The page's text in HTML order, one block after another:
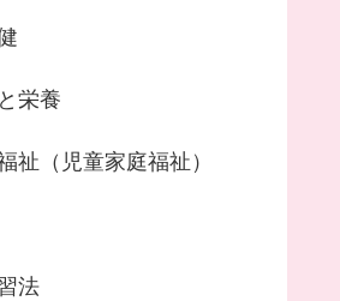
栄養
祉（児童家庭福祉）
法